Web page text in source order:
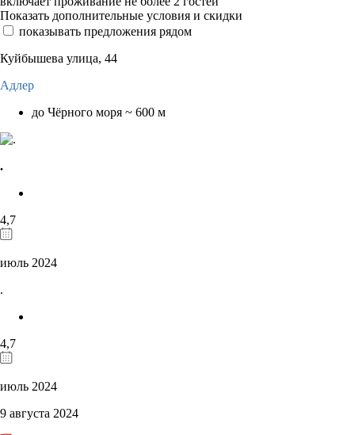
Показать дополнительные условия и скидки
показывать предложения рядом
Куйбышева улица, 44
Адлер
до Чёрного моря ~ 600 м
.
4,7
июль 2024
.
4,7
июль 2024
9 августа 2024